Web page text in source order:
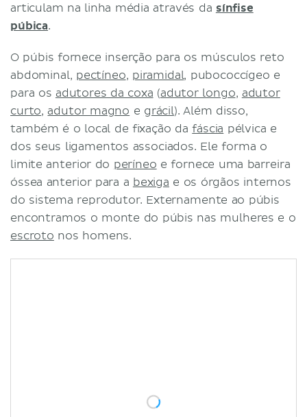
articulam na linha média através da sínfise
púbica.
O púbis fornece inserção para os músculos reto
abdominal, pectíneo, piramidal, pubococcígeo e
para os adutores da coxa (adutor longo, adutor
curto, adutor magno e grácil). Além disso,
também é o local de fixação dafáscia pélvica e
dos seus ligamentos associados. Ele forma o
limite anterior do períneo e fornece uma barreira
óssea anterior para a bexiga e os órgãos internos
do sistema reprodutor. Externamente ao púbis
encontramos o monte do púbis nas mulheres e o
escroto nos homens.